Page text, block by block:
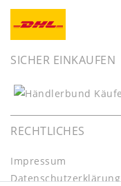
SICHER EINKAUFEN
RECHTLICHES
Impressum
Daten­schutz­erklärung